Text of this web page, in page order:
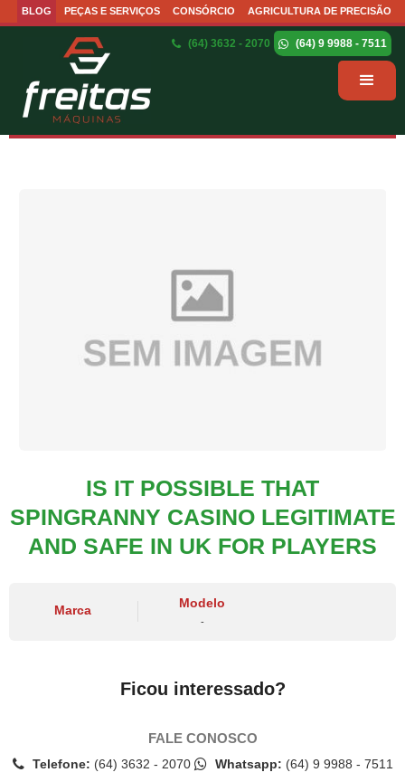
BLOG PEÇAS E SERVIÇOS CONSÓRCIO AGRICULTURA DE PRECISÃO
(64) 3632 - 2070 (64) 9 9988 - 7511
IS IT POSSIBLE THAT
SPINGRANNY CASINO LEGITIMATE
AND SAFE IN UK FOR PLAYERS
Marca
Modelo
-
Ficou interessado?
FALE CONOSCO
Telefone: (64) 3632 - 2070 Whatsapp: (64) 9 9988 - 7511